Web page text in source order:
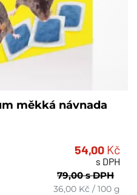
měkká návnada
54,00 Kč
s DPH
79,00 s DPH
36,00 Kč /100 g